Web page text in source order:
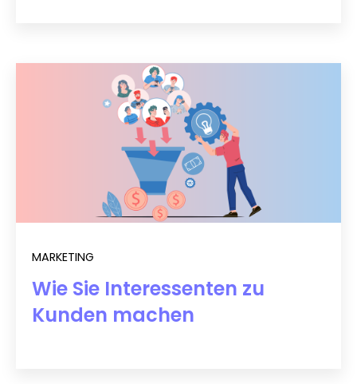
MARKETING
Wie Sie Interessenten zu
Kunden machen